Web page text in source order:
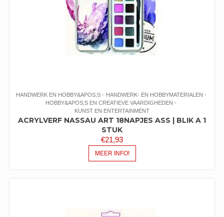
HANDWERK EN HOBBY&APOS;S
HANDWERK- EN HOBBYMATERIALEN
HOBBY&APOS;S EN CREATIEVE VAARDIGHEDEN
KUNST EN ENTERTAINMENT
ACRYLVERF NASSAU ART 18NAPJES ASS | BLIK A 1
STUK
€21,93
MEER INFO!